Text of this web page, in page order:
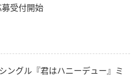
受付開始
ングル『君はハニーデュー』ミ